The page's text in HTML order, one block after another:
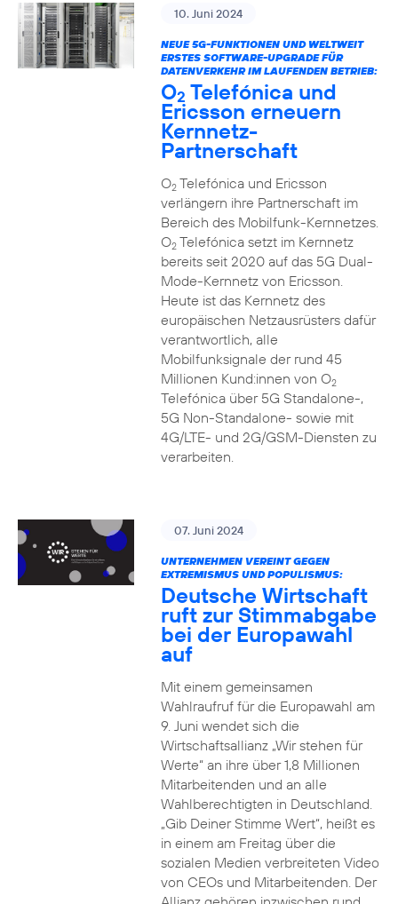
10. Juni 2024
NEUE 5G-FUNKTIONEN UND WELTWEIT
ERSTES SOFTWARE-UPGRADE FÜR
DATENVERKEHR IM LAUFENDEN BETRIEB:
O2 Telefónica und
Ericsson erneuern
Kernnetz-
Partnerschaft
O2Telefónica und Ericsson
verlängern ihre Partnerschaft im
Bereich des Mobilfunk-Kernnetzes.
O2Telefónica setzt im Kernnetz
bereits seit 2020 auf das 5G Dual-
Mode-Kernnetz von Ericsson.
Heute ist das Kernnetz des
europäischen Netzausrüsters dafür
verantwortlich, alle
Mobilfunksignale der rund 45
Millionen Kund:innen von O2
Telefónica über 5G Standalone-,
5G Non-Standalone- sowie mit
4G/LTE- und 2G/GSM-Diensten zu
verarbeiten.
07. Juni 2024
UNTERNEHMEN VEREINT GEGEN
EXTREMISMUS UND POPULISMUS:
Deutsche Wirtschaft
ruft zur Stimmabgabe
bei der Europawahl
auf
Mit einem gemeinsamen
Wahlraufruf für die Europawahl am
9. Juni wendet sich die
Wirtschaftsallianz „Wir stehen für
Werte“ an ihre über 1,8 Millionen
Mitarbeitenden und an alle
Wahlberechtigten in Deutschland.
„Gib Deiner Stimme Wert“, heißt es
in einem am Freitag über die
sozialen Medien verbreiteten Video
von CEOs und Mitarbeitenden. Der